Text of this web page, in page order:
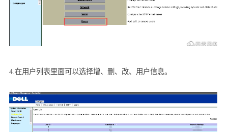
4.在用户列表里面可以选择增、删、改、用户信息。